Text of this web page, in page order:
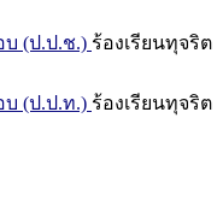
(ป.ป.ช.) ร้องเรียนทุจริต
(ป.ป.ท.) ร้องเรียนทุจริต